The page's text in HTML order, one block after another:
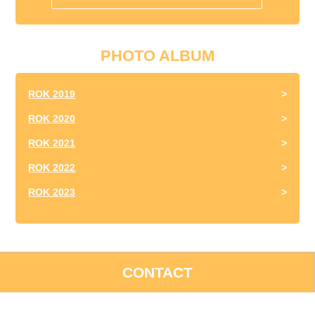
PHOTO ALBUM
ROK 2019
ROK 2020
ROK 2021
ROK 2022
ROK 2023
CONTACT